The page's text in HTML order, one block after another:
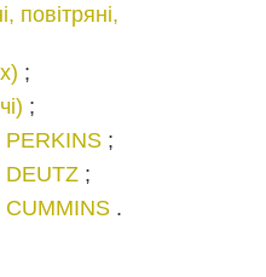
повітряні,
;
;
PERKINS ;
DEUTZ ;
CUMMINS .